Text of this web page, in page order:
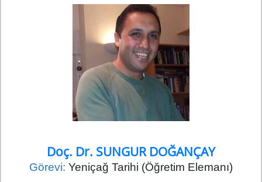
Doç. Dr. SUNGUR DOĞANÇAY
Görevi: Yeniçağ Tarihi (Öğretim Elemanı)